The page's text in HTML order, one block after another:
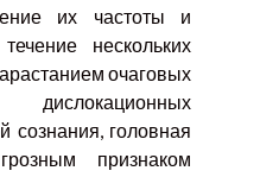
их частоты и
нескольких
очаговых
сознания, головная
признаком